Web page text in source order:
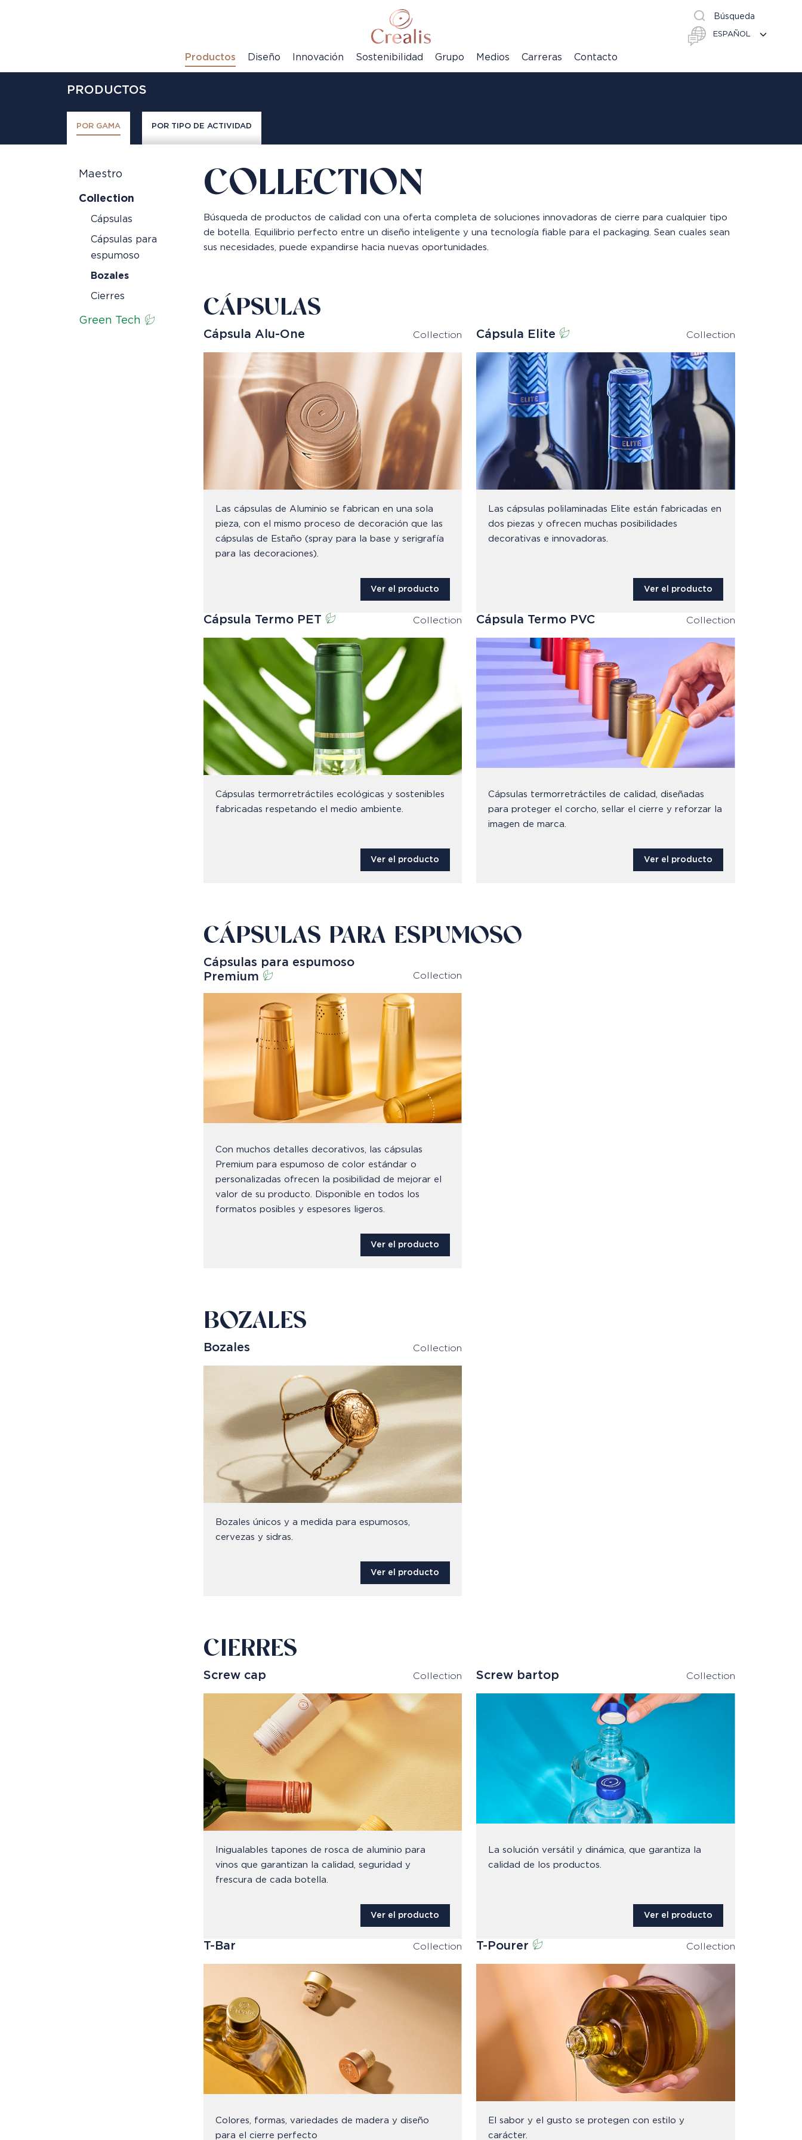
Búsqueda
Productos Diseño Innovación Sostenibilidad Grupo Medios Carreras Contacto
PRODUCTOS
POR GAMA POR TIPO DE ACTIVIDAD
Maestro
Collection
Cápsulas
Cápsulas para
espumoso
Bozales
Cierres
Green Tech
COLLECTION
Búsqueda de productos de calidad con una oferta completa de soluciones innovadoras de cierre para cualquier tipo
de botella. Equilibrio perfecto entre un diseño inteligente y una tecnología fiable para el packaging. Sean cuales sean
sus necesidades, puede expandirse hacia nuevas oportunidades.
CÁPSULAS
Cápsula Alu-One Collection
Las cápsulas de Aluminio se fabrican en una sola
pieza, con el mismo proceso de decoración que las
cápsulas de Estaño (spray para la base y serigrafía
para las decoraciones).
Ver el producto
Cápsula Elite Collection
Las cápsulas polilaminadas Elite están fabricadas en
dos piezas y ofrecen muchas posibilidades
decorativas e innovadoras.
Ver el producto
Cápsula Termo PET Collection
Cápsulas termorretráctiles ecológicas y sostenibles
fabricadas respetando el medio ambiente.
Ver el producto
Cápsula Termo PVC Collection
Cápsulas termorretráctiles de calidad, diseñadas
para proteger el corcho, sellar el cierre y reforzar la
imagen de marca.
Ver el producto
CÁPSULAS PARA ESPUMOSO
Cápsulas para espumoso
Premium
Collection
Con muchos detalles decorativos, las cápsulas
Premium para espumoso de color estándar o
personalizadas ofrecen la posibilidad de mejorar el
valor de su producto. Disponible en todos los
formatos posibles y espesores ligeros.
Ver el producto
BOZALES
Bozales Collection
Bozales únicos y a medida para espumosos,
cervezas y sidras.
Ver el producto
CIERRES
Screw cap Collection
Inigualables tapones de rosca de aluminio para
vinos que garantizan la calidad, seguridad y
frescura de cada botella.
Ver el producto
Screw bartop Collection
La solución versátil y dinámica, que garantiza la
calidad de los productos.
Ver el producto
T-Bar Collection
Colores, formas, variedades de madera y diseño
para el cierre perfecto
T-Pourer Collection
El sabor y el gusto se protegen con estilo y
carácter.